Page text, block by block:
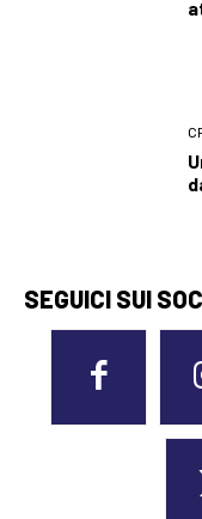
SEGUICI SUI